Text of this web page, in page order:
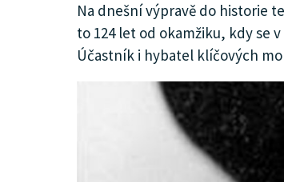
KULTURA
SPOLEČNOST
Na dnešní výpravě do historie
to 124 let od okamžiku, kdy se
Účastník i hybatel klíčových